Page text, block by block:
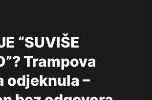
“SUVIŠE
Trampova
odjeknula –